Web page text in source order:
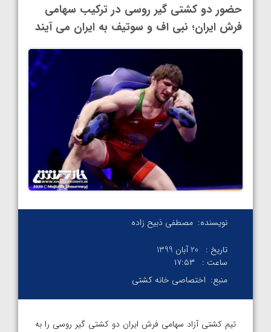
حضور دو کشتی گیر روسی در ترکیب سهامی
فرش ایران؛ نبی اف و سوتیف به ایران می آیند
نویسنده: مصطفی ذبیح زاده
تاریخ :
20 آبان 1399
ساعت :
۱۷:۵۳
منبع: اختصاصی خانه کشتی
تیم کشتی آزاد سهامی فرش ایران دو کشتی گیر روسی را به